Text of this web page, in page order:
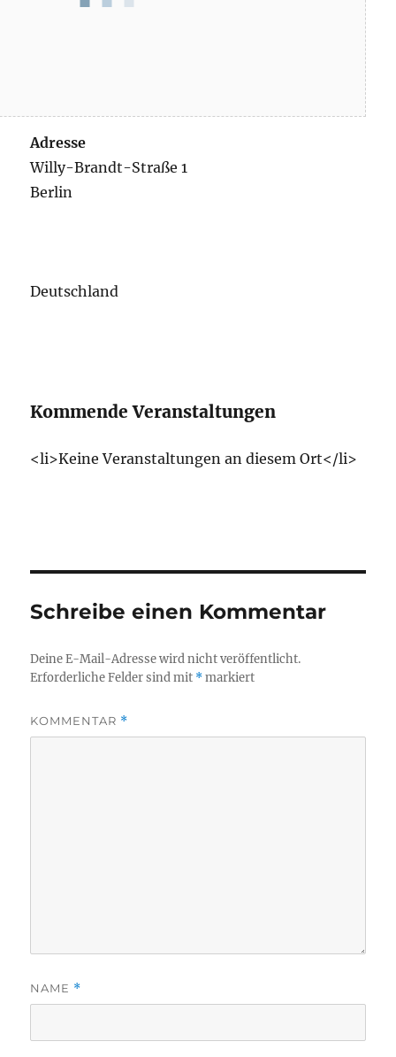
Adresse
Willy-Brandt-Straße 1
Berlin
Deutschland
Kommende Veranstaltungen
<li>Keine Veranstaltungen an diesem Ort</li>
Schreibe einen Kommentar
Deine E-Mail-Adresse wird nicht veröffentlicht.
Erforderliche Felder sind mit *markiert
KOMMENTAR *
NAME *